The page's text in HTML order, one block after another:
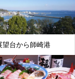
望台から師崎港